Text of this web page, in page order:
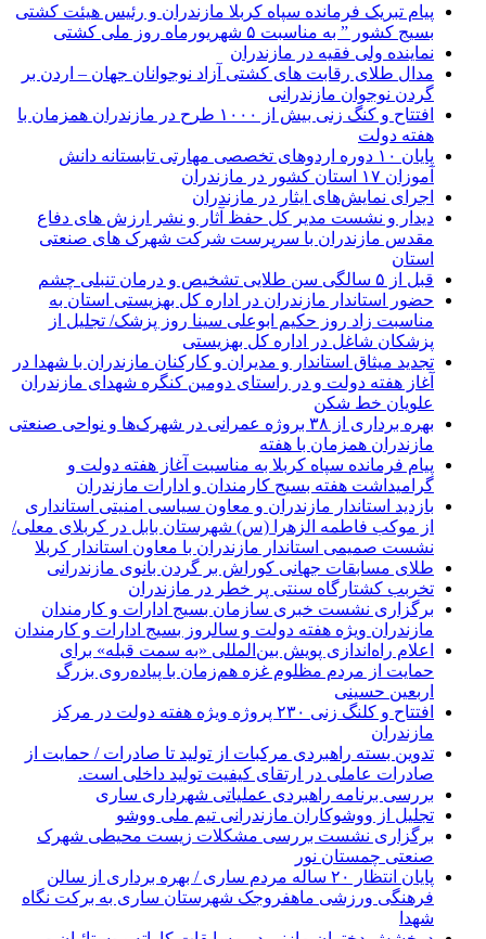
پیام تبریک فرمانده سپاه کربلا مازندران و رئیس هیئت کشتی
بسیج کشور ” به مناسبت ۵ شهریورماه روز ملی کشتی
نماينده ولی فقیه در مازندران
مدال طلای رقابت های کشتی آزاد نوجوانان جهان – اردن بر
گردن نوجوان مازندرانی
افتتاح و کنگ زنی بیش از ۱۰۰۰ طرح در مازندران همزمان با
هفته دولت
پایان ۱۰ دوره اردوهای تخصصی مهارتی تابستانه دانش
آموزان ۱۷ استان کشور در مازندران
اجرای نمایش‌های ایثار در مازندران
دیدار و نشست مدیر کل حفظ آثار و نشر ارزش های دفاع
مقدس مازندران با سرپرست شرکت شهرک های صنعتی
استان
قبل از ۵ سالگی سن طلایی تشخیص و درمان تنبلی چشم
حضور استاندار مازندران در اداره کل بهزیستی استان به
مناسبت زاد روز حکیم ابوعلی سینا روز پزشک/ تجلیل از
پزشکان شاغل در اداره کل بهزیستی
تجدید میثاق استاندار و مدیران و کارکنان مازندران با شهدا در
آغاز هفته دولت و در راستای دومین کنگره شهدای مازندران
علویان خط شکن
بهره برداری از ۳۸ بروژه عمرانی در شهرک‌ها و نواحی صنعتی
مازندران همزمان با هفته
پیام فرمانده سپاه کربلا به مناسبت آغاز هفته دولت و
گرامیداشت هفته بسیج کارمندان و ادارات مازندران
بازدید استاندار مازندران و معاون سیاسی امنیتی استانداری
از موکب فاطمه الزهرا (س) شهرستان بابل در کربلای معلی/
نشست صمیمی استاندار مازندران با معاون استاندار کربلا
طلای مسابقات جهانی کوراش بر گردن بانوی مازندرانی
تخربب کشتارگاه سنتی پر خطر در مازندران
برگزاری نشست خبری سازمان بسیج ادارات و کارمندان
مازندران ویژه هفته دولت و سالروز بسیج ادارات و کارمندان
اعلام راه‌اندازی پویش بین‌المللی «به سمت قبله» برای
حمایت از مردم مظلوم غزه هم‌زمان با پیاده‌روی بزرگ
اربعین حسینی
افتتاح و کلنگ زنی ۲۳۰ پروژه ویژه هفته دولت در مرکز
مازندران
تدوین بسته راهبردی مرکبات از تولید تا صادرات / حمایت از
صادرات عاملی در ارتقای کیفیت تولید داخلی است.
بررسی برنامه راهبردی عملیاتی شهرداری ساری
تجلیل از ووشوکاران مازندرانی تیم ملی ووشو
برگزاری نشست بررسی مشکلات زیست محیطی شهرک
صنعتی چمستان نور
پایان انتظار ۲۰ ساله مردم ساری / بهره برداری از سالن
فرهنگی ورزشی ماهفروجک شهرستان ساری به برکت نگاه
شهدا